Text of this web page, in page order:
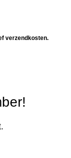
verzendkosten.